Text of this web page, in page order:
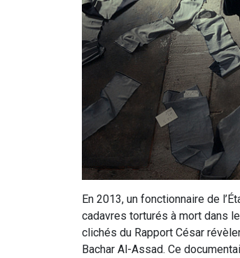
En 2013, un fonctionnaire de
cadavres torturés à mort dans
clichés du Rapport César
Bachar Al-Assad. Ce